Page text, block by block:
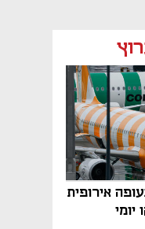
אירופית